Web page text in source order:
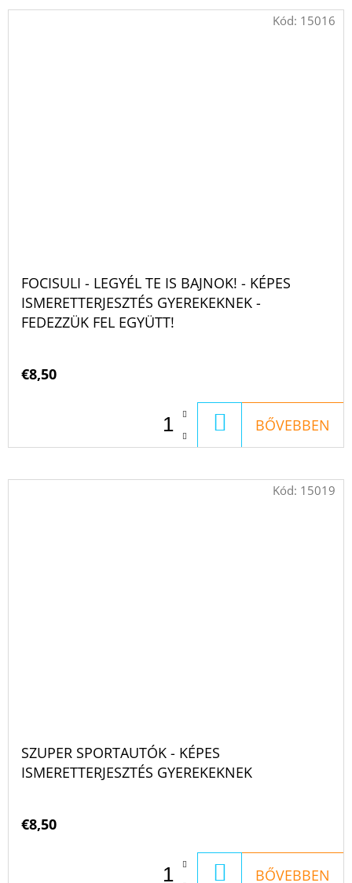
FOCISULI - LEGYÉL TE IS BAJNOK! - KÉPES
ISMERETTERJESZTÉS GYEREKEKNEK -
FEDEZZÜK FEL EGYÜTT!
€8,50
KOSÁRBA
BŐVEBBEN
Kód: 15016
SZUPER SPORTAUTÓK - KÉPES
ISMERETTERJESZTÉS GYEREKEKNEK
€8,50
KOSÁRBA
BŐVEBBEN
Kód: 15019